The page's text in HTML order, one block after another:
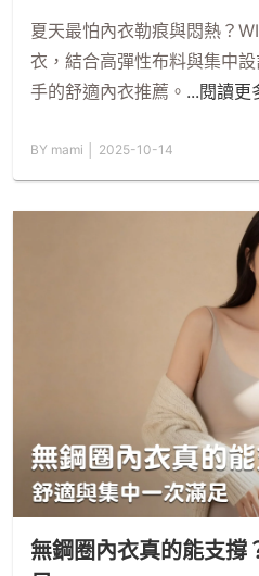
夏天最怕內衣勒痕與悶熱？
衣，結合高彈性布料與集中
手的舒適內衣推薦。 ...閱讀更
BY mami │ 2025-10-14
無鋼圈內衣真的能支撐